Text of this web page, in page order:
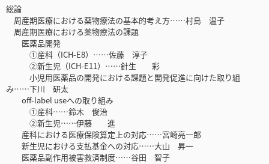
総論
周産期医療における薬物療法の基本的考え方……村島 温子
周産期医療における薬物療法の課題
医薬品開発
①産科（ICH-E8）……佐藤 淳子
②新生児（ICH-E11）……針生 彩
小児用医薬品の開発における課題と開発促進に向けた取り組
み……下川 研太
off-label useへの取り組み
①産科……鈴木 俊治
②新生児……伊藤 進
産科における医療保険算定上の対応……宮崎亮一郎
新生児における支払基金への対応……大山 昇一
医薬品副作用被害救済制度……谷田 智子